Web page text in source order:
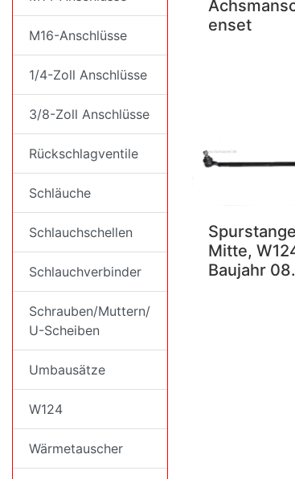
enset
Spurstange
Mitte,
Baujahr
M16-Anschlüsse
1/4-Zoll Anschlüsse
3/8-Zoll Anschlüsse
Rückschlagventile
Schläuche
Schlauchschellen
Schlauchverbinder
Schrauben/Muttern/
U-Scheiben
Umbausätze
W124
Wärmetauscher